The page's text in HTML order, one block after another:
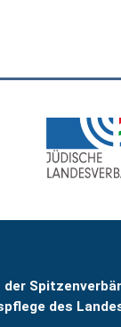
des